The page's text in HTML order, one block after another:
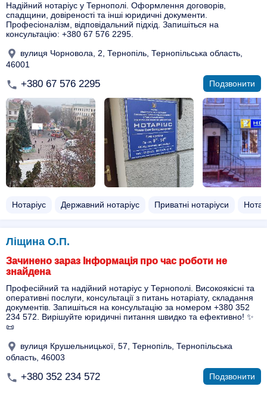
Надійний нотаріус у Тернополі. Оформлення договорів,
спадщини, довіреності та інші юридичні документи.
Професіоналізм, відповідальний підхід. Запишіться на
консультацію: +380 67 576 2295.
вулиця Чорновола, 2, Тернопіль, Тернопільська область,
46001
+380 67 576 2295 Подзвонити
Нотаріус Державний нотаріус Приватні нотаріуси
Ліщина О.П.
Зачинено зараз Інформація про час роботи не
знайдена
Професійний та надійний нотаріус у Тернополі. Високоякісні та
оперативні послуги, консультації з питань нотаріату, складання
документів. Запишіться на консультацію за номером +380 352
234 572. Вирішуйте юридичні питання швидко та ефективно! ✨
📜
вулиця Крушельницької, 57, Тернопіль, Тернопільська
область, 46003
+380 352 234 572 Подзвонити